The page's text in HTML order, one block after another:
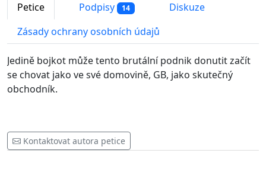
Petice Podpisy 14
Diskuze
Zásady ochrany osobních údajů
Jedině bojkot může tento brutální podnik donutit začít
se chovat jako ve své domovině, GB, jako skutečný
obchodník.
Kontaktovat autora petice